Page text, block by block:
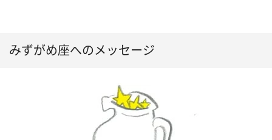
みずがめ座へのメッセージ